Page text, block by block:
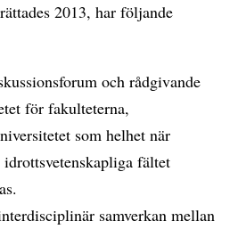
2013, har följande
och rådgivande
för fakulteterna,
som helhet när
fältet
samverkan mellan